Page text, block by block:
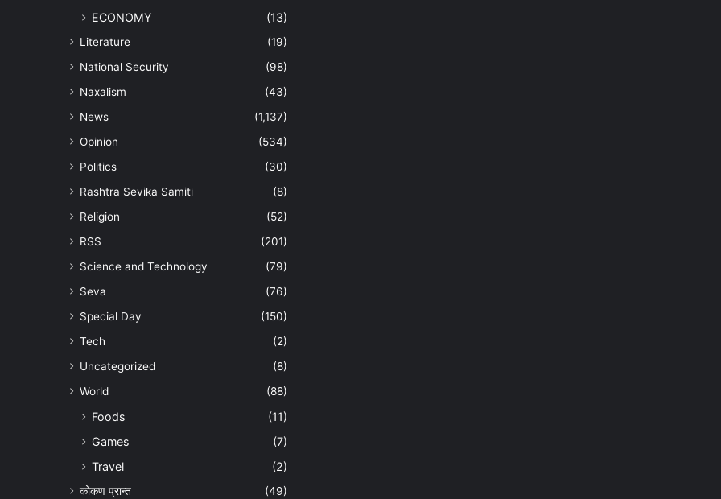
ECONOMY (13)
Literature
(19)
National Security
(98)
Naxalism
(43)
News
(1,137)
Opinion
(534)
Politics
(30)
Rashtra Sevika Samiti
(8)
Religion
(52)
RSS
(201)
Science and Technology
(79)
Seva
(76)
Special Day
(150)
Tech
(2)
Uncategorized
(8)
World
(88)
Foods
(11)
Games
(7)
Travel
(2)
कोकण प्रान्त (49)